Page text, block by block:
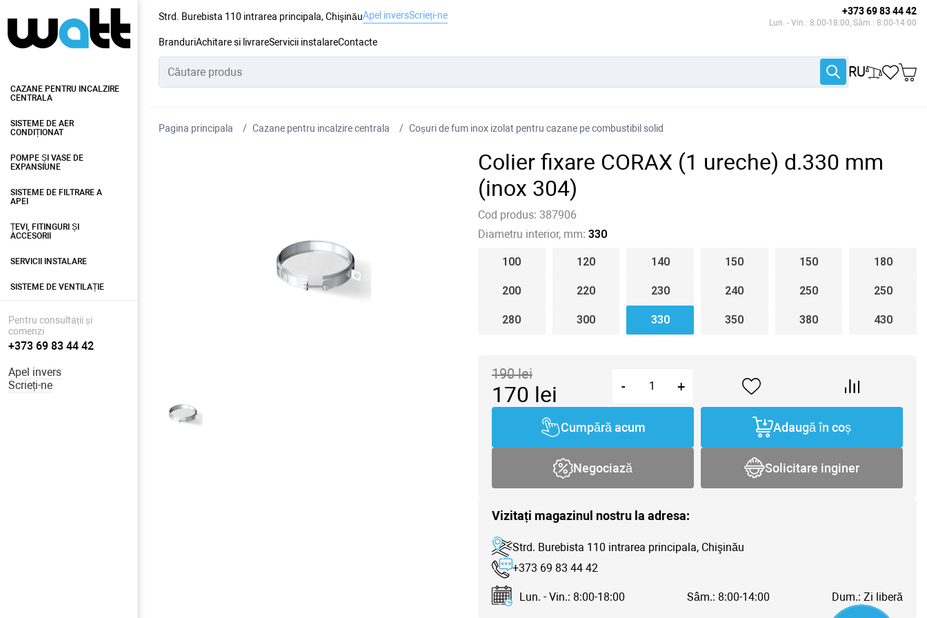
Strd. Burebista 110 intrarea principala, ChişinăuApel inversScrieți-ne +373 69 83 44 42
Lun. - Vin.: 8:00-18:00, Sâm.: 8:00-14:00
BranduriAchitare si livrareServicii instalareContacte
RU
CAZANE PENTRU INCALZIRE
CENTRALA
SISTEME DE AER
CONDIȚIONAT
POMPE ȘI VASE DE
EXPANSIUNE
SISTEME DE FILTRARE A
APEI
ȚEVI, FITINGURI ȘI
ACCESORII
SERVICII INSTALARE
SISTEME DE VENTILAȚIE
Pentru consultații și
comenzi
+373 69 83 44 42
Apel invers
Scrieți-ne
Pagina principala Cazane pentru incalzire centrala Coșuri de fum inox izolat pentru cazane pe combustibil solid
Colier fixare CORAX (1 ureche) d.330 mm
(inox 304)
Cod produs: 387906
Diametru interior, mm: 330
100 120 140 150 150 180
200 220 230 240 250 250
280 300 330 350 380 430
190lei
170 lei - +
Cumpără acum Adaugă în coș
Negociază Solicitare inginer
Vizitați magazinul nostru la adresa:
Strd. Burebista 110 intrarea principala, Chişinău
+373 69 83 44 42
Lun. - Vin.: 8:00-18:00 Sâm.: 8:00-14:00 Dum.: Zi liberă